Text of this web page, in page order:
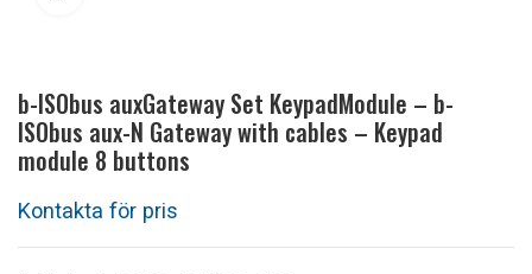
b-ISObus auxGateway Set KeypadModule – b-
ISObus aux-N Gateway with cables – Keypad
module 8 buttons